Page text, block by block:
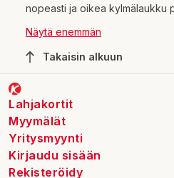
nopeasti ja oikea kylmälaukku
hinnan perusteella.
Näytä enemmän
Takaisin alkuun
Lahjakortit
Myymälät
Yritysmyynti
Kirjaudu sisään
Rekisteröidy